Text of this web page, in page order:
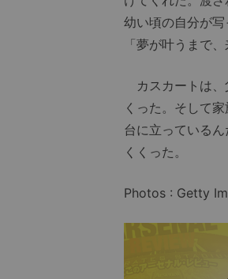
幼い頃の自分が
「夢が叶うまで
カスカートは、
くった。そして
台に立っている
くくった。
Photos : Getty